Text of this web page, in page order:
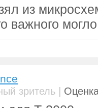
из
важного
зритель |